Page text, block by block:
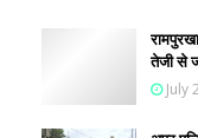
तेजी से
July